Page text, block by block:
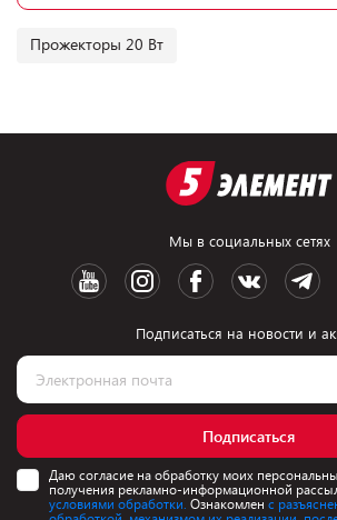
Прожекторы 20 Вт
Мы в социальных сетях
Подписаться на новости и
Подписаться
Даю согласие на обработку моих
получения рекламно-информационной
условиями обработки. Ознакомлен с